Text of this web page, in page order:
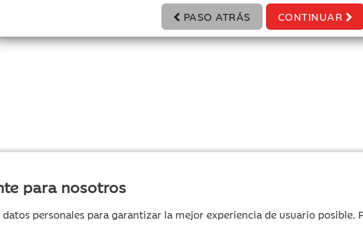
PASO ATRÁS CONTINUAR
para nosotros
personales para garantizar la mejor experiencia de usuario